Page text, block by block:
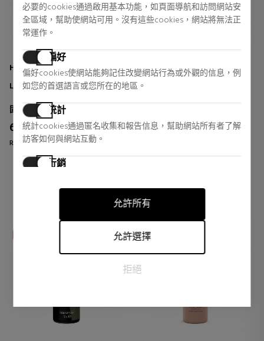
必要的cookies通過啟用基本功能，如頁面導航和訪問網站安
全區域，幫助使網站可用。沒有這些cookies，網站將無法正
常運作。
偏好
偏好cookies使網站能夠記住改變網站行為或外觀的信息，例
如您的首選語言或您所在的地區。
統計
統計cookies通過匿名收集和報告信息，幫助網站所有者了解
訪客如何與網站互動。
行銷
別用戶具有相關性和吸引力的廣告，從而對發布者和第三方
允許所有
允許選擇
拒絕
HAIR RITUEL BY SISLEY
LE SPRAY FIXANT INVISIBLE
固定工和专业饰面
60,51 € 34% DTO.
Regular price 91,00 €
0 reviews
KEVIN MURPHY
BODY.BUILDER
18,53 € 19% DTO.
0 reviews